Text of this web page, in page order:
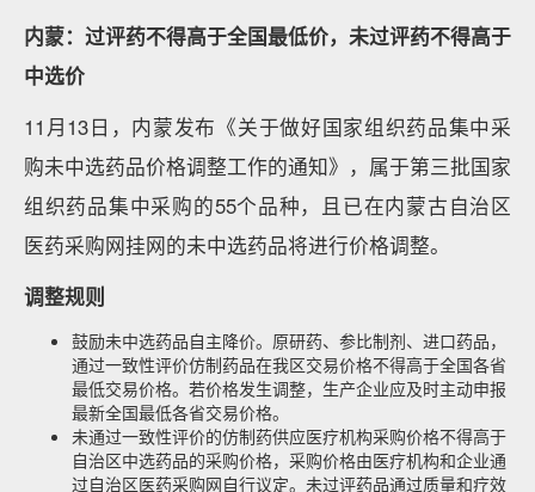
内蒙：过评药不得高于全国最低价，未过评药不得高于
中选价
11月13日，内蒙发布《关于做好国家组织药品集中采
购未中选药品价格调整工作的通知》，属于第三批国家
组织药品集中采购的55个品种，且已在内蒙古自治区
医药采购网挂网的未中选药品将进行价格调整。
调整规则
鼓励未中选药品自主降价。原研药、参比制剂、进口药品，
通过一致性评价仿制药品在我区交易价格不得高于全国各省
最低交易价格。若价格发生调整，生产企业应及时主动申报
最新全国最低各省交易价格。
未通过一致性评价的仿制药供应医疗机构采购价格不得高于
自治区中选药品的采购价格，采购价格由医疗机构和企业通
过自治区医药采购网自行议定。未过评药品通过质量和疗效